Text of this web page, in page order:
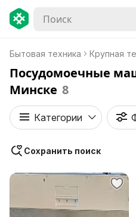
Бытовая техника Крупная
Посудомоечные
Минске 8
Категории
Сохранить поиск